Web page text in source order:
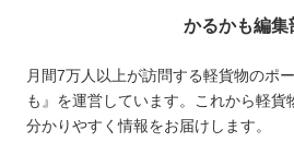
かるかも編集
月間7万人以上が訪問する軽貨物のポ
も』を運営しています。これから軽貨
分かりやすく情報をお届けします。